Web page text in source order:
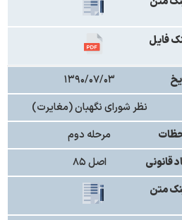
فایل
۱۳۹۰/۰۷/۰۳
نظر شورای نگهبان (مغایرت)
مرحله دوم
قانونی
اصل ۸۵
متن